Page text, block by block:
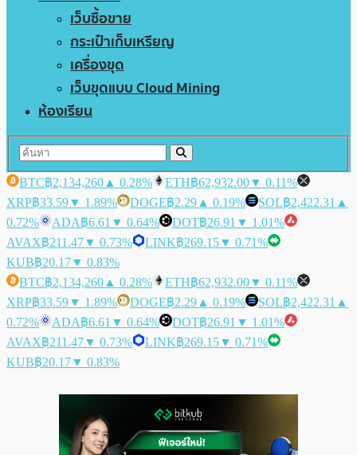
เว็บซื้อขาย
กระเป๋าเก็บเหรียญ
เครื่องขุด
เว็บขุดแบบ Cloud Mining
ห้องเรียน
BTC฿2,134,260 ▲ 0.28% ETH฿62,932.00▼ 0.11%
XRP฿33.59▼ 1.89% DOGE฿2.29 ▲ 0.19% SOL฿2,422.31 ▲
0.72%
ADA฿6.61 ▼ 0.64% DOT฿26.91 ▼ 1.01%
AVAX฿211.47▼ 0.73% LINK฿269.15▼ 0.71%
KUB฿20.17▼ 0.83%
BTC฿2,134,260 ▲ 0.28% ETH฿62,932.00▼ 0.11%
XRP฿33.59▼ 1.89% DOGE฿2.29 ▲ 0.19% SOL฿2,422.31 ▲
0.72%
ADA฿6.61 ▼ 0.64% DOT฿26.91 ▼ 1.01%
AVAX฿211.47▼ 0.73% LINK฿269.15▼ 0.71%
KUB฿20.17▼ 0.83%